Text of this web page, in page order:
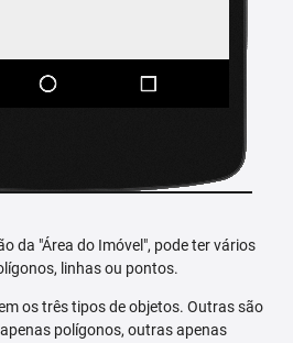
da "Área do Imóvel", pode ter vários
linhas ou pontos.
os três tipos de objetos. Outras são
polígonos, outras apenas